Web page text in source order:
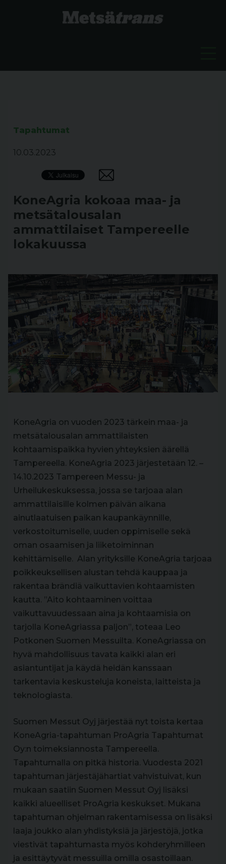
Tapahtumat
10.03.2023
KoneAgria kokoaa maa- ja
metsätalousalan
ammattilaiset Tampereelle
lokakuussa
KoneAgria on vuoden 2023 tärkein maa- ja
metsätalousalan ammattilaisten
kohtaamispaikka hyvien yhteyksien äärellä
Tampereella. KoneAgria 2023 järjestetään 12. –
14.10.2023 Tampereen Messu- ja
Urheilukeskuksessa, jossa se tarjoaa alan
ammattilaisille kolmen päivän aikana
ainutlaatuisen paikan kaupankäynnille,
verkostoitumiselle, uuden oppimiselle sekä
oman osaamisen ja liiketoiminnan
kehittämiselle. ​ Alan yrityksille KoneAgria tarjoaa
poikkeuksellisen alustan tehdä kauppaa ja
rakentaa brändiä vaikuttavien kohtaamisten
kautta. ”Aito kohtaaminen voittaa
vaikuttavuudessaan aina ja kohtaamisia on
tarjolla KoneAgriassa paljon”, toteaa Leo
Potkonen Suomen Messuilta. KoneAgriassa on
hyvä mahdollisuus tavata kaikki alan eri
asiantuntijat ja käydä heidän kanssaan
tarkentavia keskusteluja koneista, laitteista ja
teknologiasta.
Suomen Messut Oyj järjestää nyt toista kertaa
KoneAgria-tapahtuman ProAgria Tapahtumat
Oy:n toimeksiannosta Tampereella.
Tapahtumalla on pitkä historia. Vuodesta 2021
tapahtuman järjestäjähartiat vahvistuivat, kun
mukaan saatiin Suomen Messut Oyj lisäksi
kaikki alueelliset ProAgria keskukset. Mukana
tapahtuman ohjelman rakentamisessa on lisäksi
laaja joukko alan yhdistyksiä ja järjestöjä, jotka
viestivät tapahtumasta myös kohderyhmilleen
ja esittäytyvät messuilla omilla osastoillaan.